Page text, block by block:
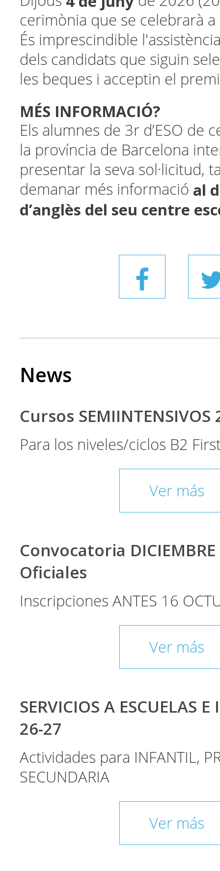
cerimònia que se celebrarà
És imprescindible
dels candidats que siguin
les beques i acceptin el
MÉS INFORMACIÓ?
Els alumnes de 3r d’ESO de
la província de Barcelona
presentar la seva sol·licitud,
demanar més informació al
d’anglès del seu centre
News
Cursos SEMIINTENSIVOS
Para los niveles/ciclos B2
Ver más
Convocatoria
Oficiales
Inscripciones ANTES 16
Ver más
SERVICIOS A ESCUELAS
26-27
Actividades para INFANTIL,
SECUNDARIA
Ver más